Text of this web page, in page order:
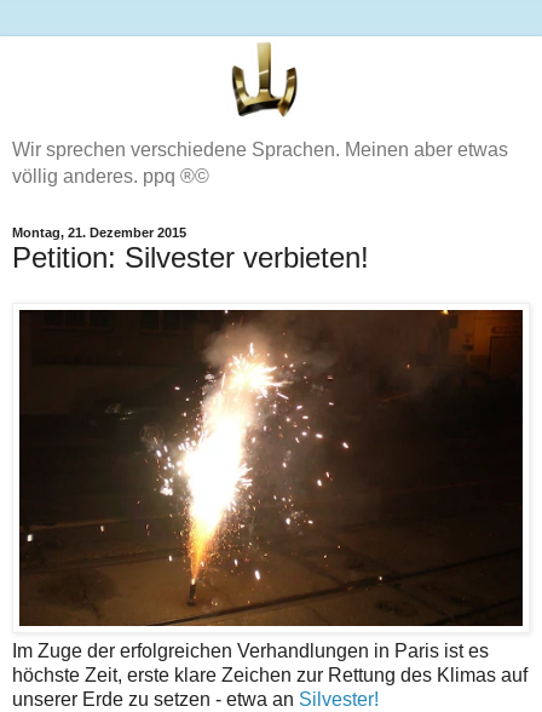
Wir sprechen verschiedene Sprachen. Meinen aber etwas
völlig anderes. ppq ®©
Montag, 21. Dezember 2015
Petition: Silvester verbieten!
Im Zuge der erfolgreichen Verhandlungen in Paris ist es
höchste Zeit, erste klare Zeichen zur Rettung des Klimas auf
unserer Erde zu setzen - etwa an Silvester!